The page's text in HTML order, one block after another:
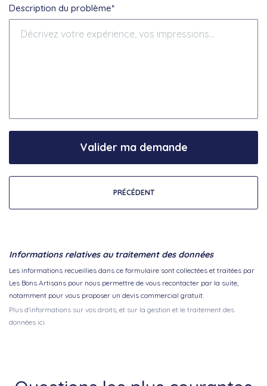
Description du problème*
PRÉCÉDENT
Valider ma demande
Informations relatives au traitement des données
Les informations recueillies dans ce formulaire sont collectées et traitées par
Les Bons Artisans pour nous permettre de vous recontacter par la suite,
notamment pour vous proposer un devis commercial gratuit.
Plus d'informations sur vos droits, et sur la gestion et le traitement des
données ici.